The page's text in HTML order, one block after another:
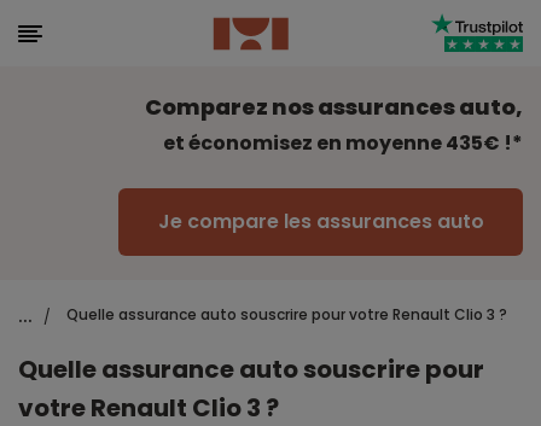
Comparez nos assurances auto,
et économisez en moyenne 435€ !*
Je compare les assurances auto
... / Quelle assurance auto souscrire pour votre Renault Clio 3 ?
Quelle assurance auto souscrire pour
votre Renault Clio 3 ?